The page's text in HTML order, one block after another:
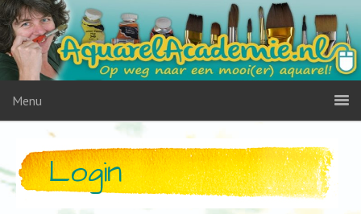
Menu
Login